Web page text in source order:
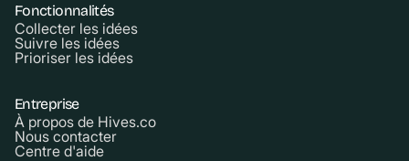
Fonctionnalités
Collecter les idées
Suivre les idées
Prioriser les idées
Entreprise
À propos de Hives.co
Nous contacter
Centre d'aide